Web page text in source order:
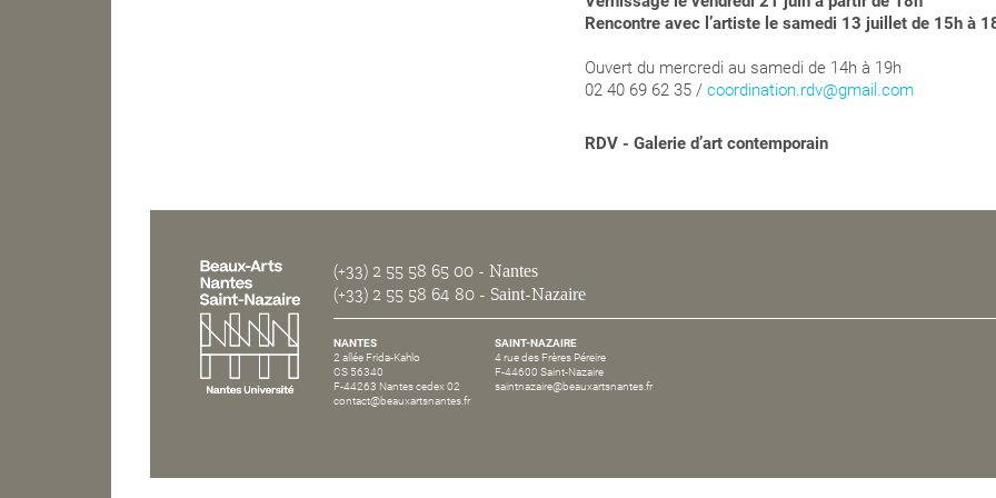
Rencontre avec l’artiste le samedi 13 juillet de 15h à
Ouvert du mercredi au samedi de 14h à 19h
02 40 69 62 35 / coordination.rdv@gmail.com
RDV - Galerie d’art contemporain
(+33) 2 55 58 65 00 - Nantes
(+33) 2 55 58 64 80 - Saint-Nazaire
NANTES
2 allée Frida-Kahlo
CS 56340
F-44263 Nantes cedex 02
contact@beauxartsnantes.fr
SAINT-NAZAIRE
4 rue des Frères Péreire
F-44600 Saint-Nazaire
saintnazaire@beauxartsnantes.fr